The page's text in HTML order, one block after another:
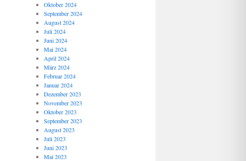
Oktober 2024
September 2024
August 2024
Juli 2024
Juni 2024
Mai 2024
April 2024
März 2024
Februar 2024
Januar 2024
Dezember 2023
November 2023
Oktober 2023
September 2023
August 2023
Juli 2023
Juni 2023
Mai 2023